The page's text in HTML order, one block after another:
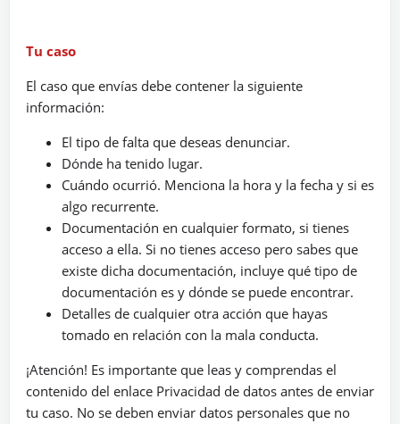
Tu caso
El caso que envías debe contener la siguiente
información:
El tipo de falta que deseas denunciar.
Dónde ha tenido lugar.
Cuándo ocurrió. Menciona la hora y la fecha y si es
algo recurrente.
Documentación en cualquier formato, si tienes
acceso a ella. Si no tienes acceso pero sabes que
existe dicha documentación, incluye qué tipo de
documentación es y dónde se puede encontrar.
Detalles de cualquier otra acción que hayas
tomado en relación con la mala conducta.
¡Atención! Es importante que leas y comprendas el
contenido del enlace Privacidad de datos antes de enviar
tu caso. No se deben enviar datos personales que no